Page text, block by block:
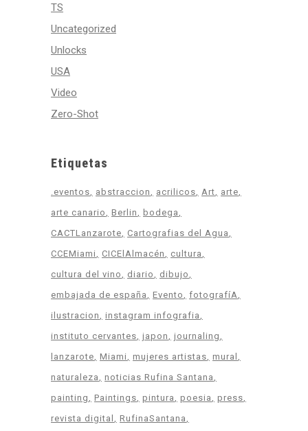
TS
Uncategorized
Unlocks
USA
Video
Zero-Shot
Etiquetas
.eventos abstraccion acrilicos Art
arte
arte canario
Berlin
bodega
CACTLanzarote
Cartografias del Agua
CCEMiami
CICElAlmacén
cultura
cultura del vino
diario
dibujo
embajada de españa
Evento
fotografíA
ilustracion
instagram infografia
instituto cervantes japon
journaling
lanzarote Miami mujeres artistas mural
naturaleza
noticias Rufina Santana
painting
Paintings pintura poesia
press
revista digital
RufinaSantana